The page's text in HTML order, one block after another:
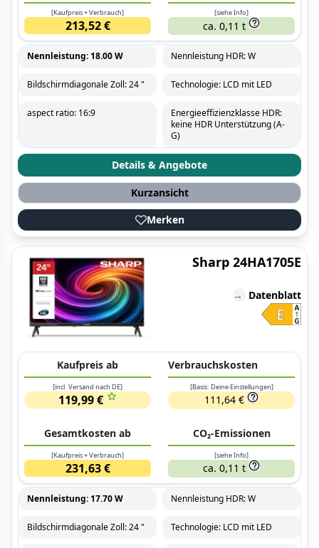
[Kaufpreis + Verbrauch]
213,52 €
[siehe Info]
ca. 0,11 t
Nennleistung: 18.00 W Nennleistung HDR: W
Bildschirmdiagonale Zoll: 24 " Technologie: LCD mit LED
aspect ratio: 16:9
Energieeffizienzklasse HDR:
keine HDR Unterstützung (A-
G)
Details & Angebote
Kurzansicht
Merken
Sharp 24HA1705E
→ Datenblatt
Kaufpreis ab
[incl. Versand nach DE]
119,99 €
Verbrauchskosten
[Basis: Deine Einstellungen]
111,64 €
Gesamtkosten ab
[Kaufpreis + Verbrauch]
231,63 €
CO₂-Emissionen
[siehe Info]
ca. 0,11 t
Nennleistung: 17.70 W Nennleistung HDR: W
Bildschirmdiagonale Zoll: 24 " Technologie: LCD mit LED